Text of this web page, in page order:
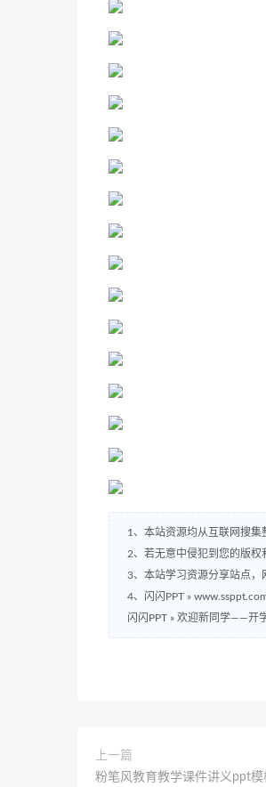
1、本站资源均从互联网搜集
2、若无意中侵犯到您的版
3、本站学习资源分享站点，
4、闪闪PPT »
闪闪PPT » 欢迎新同学——开
上一篇
粉笔风教育教学课件讲义ppt模